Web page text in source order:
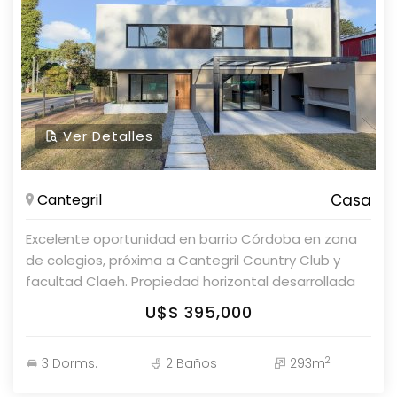
Ver Detalles
Cantegril Casa
Excelente oportunidad en barrio Córdoba en zona
de colegios, próxima a Cantegril Country Club y
facultad Claeh. Propiedad horizontal desarrollada
en dos niveles. Planta baja con amplio living-
comedor, cocina integrada, toilette y área de
completos. Extensa master suite con vestidor. Aire
U$S 395,000
3 Dorms. 2 Baños 293m2